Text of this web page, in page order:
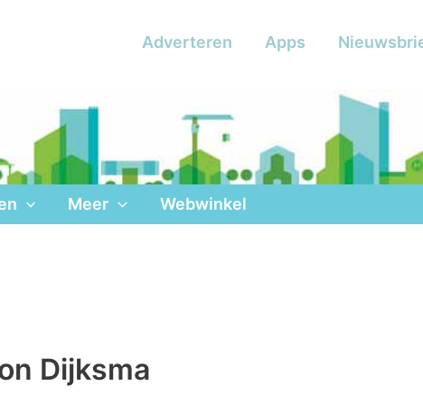
Adverteren Apps
Meer Webwinkel
Dijksma